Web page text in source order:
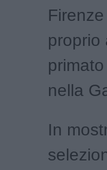
proprio
nella
In